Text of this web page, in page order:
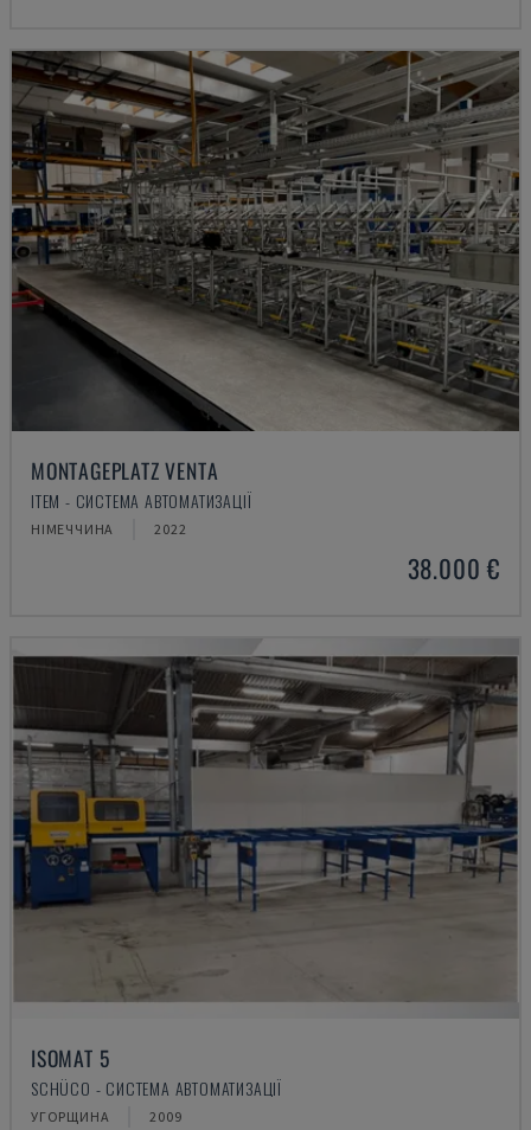
MONTAGEPLATZ VENTA
ITEM - СИСТЕМА АВТОМАТИЗАЦІЇ
НІМЕЧЧИНА 2022
38.000 €
ISOMAT 5
SCHÜCO - СИСТЕМА АВТОМАТИЗАЦІЇ
УГОРЩИНА 2009